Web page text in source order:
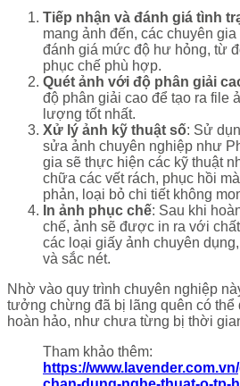
Tiếp nhận và đánh giá tình
mang ảnh đến, các chuyên
đánh giá mức độ hư hỏng, từ
phục chế phù hợp.
Quét ảnh với độ phân giải
độ phân giải cao để tạo ra file
lượng tốt nhất.
Xử lý ảnh kỹ thuật số: Sử
sửa ảnh chuyên nghiệp như
gia sẽ thực hiện các kỹ thuật
chữa các vết rách, phục hồi
phản, loại bỏ chi tiết không
In ảnh phục chế: Sau khi
chế, ảnh sẽ được in ra với
các loại giấy ảnh chuyên
và sắc nét.
Nhờ vào quy trình chuyên nghiệp
tưởng chừng đã bị lãng quên có thể
hoàn hảo, như chưa từng bị thời
Tham khảo thêm:
https://